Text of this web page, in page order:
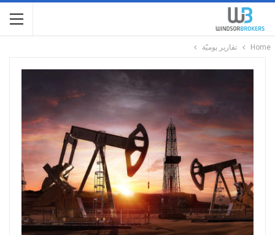
Home تقارير يوميّة